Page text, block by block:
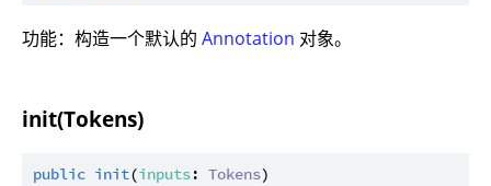
功能：构造一个默认的 Annotation 对象。
init(Tokens)
public init(inputs: Tokens